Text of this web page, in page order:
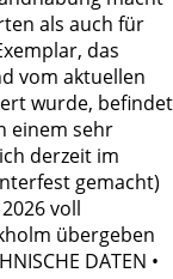
als auch für
das
vom aktuellen
wurde, befindet
einem sehr
derzeit im
gemacht)
voll
übergeben
DATEN •